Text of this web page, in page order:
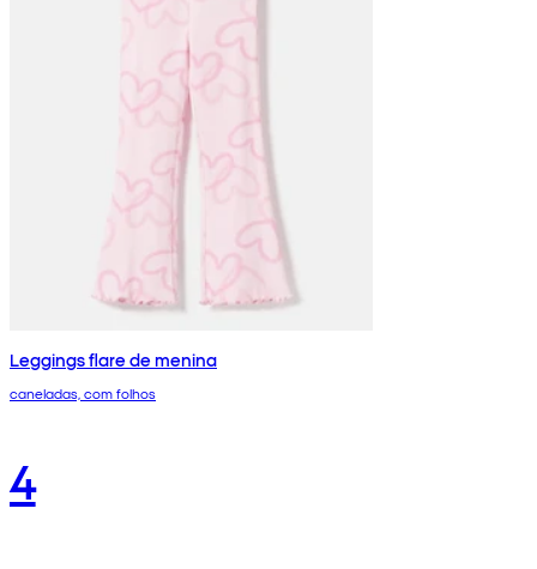
Leggings flare de menina
caneladas, com folhos
4